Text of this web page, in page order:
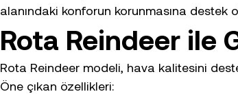
alanındaki konforun korunmasına destek
Rota Reindeer ile
Rota Reindeer modeli, hava kalitesini
Öne çıkan özellikleri: